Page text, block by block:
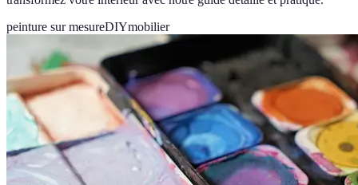
peinture sur mesureDIYmobilier